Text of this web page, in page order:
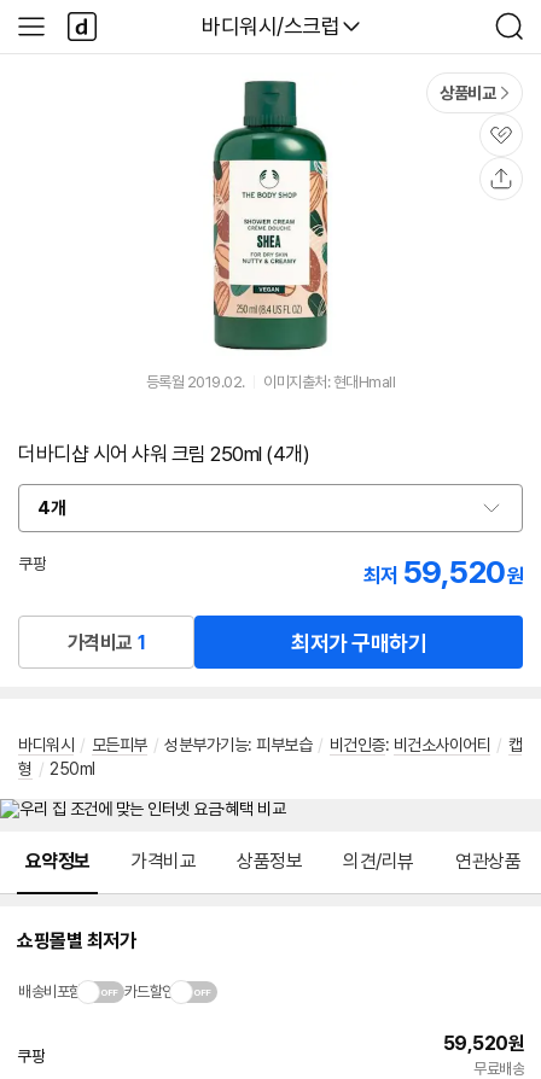
다나와
바디워시/스크럽
검
색
사
이
다
나
와
상품비교
관
심
등록월 2019.02. 이미지출처: 현대Hmall
더바디샵 시어 샤워 크림 250ml (4개)
4개
옵
션
선
쿠팡
최저 59,520원
가격비교 1 최저가 구매하기
바디워시 / 모든피부 / 성분부가기능: 피부보습 / 비건인증: 비건소사이어티 / 캡
형 / 250ml
요약정보 가격비교 상품정보 의견/리뷰 연관상품
쇼핑몰별 최저가
배송비포함 카드할인
쿠팡
59,520원
무료배송